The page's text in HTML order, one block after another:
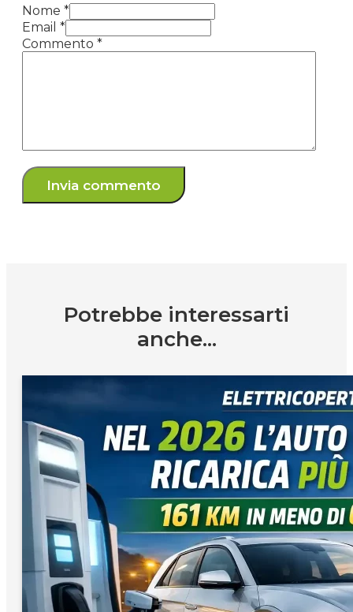
Nome *
Email *
Commento *
Potrebbe interessarti
anche...